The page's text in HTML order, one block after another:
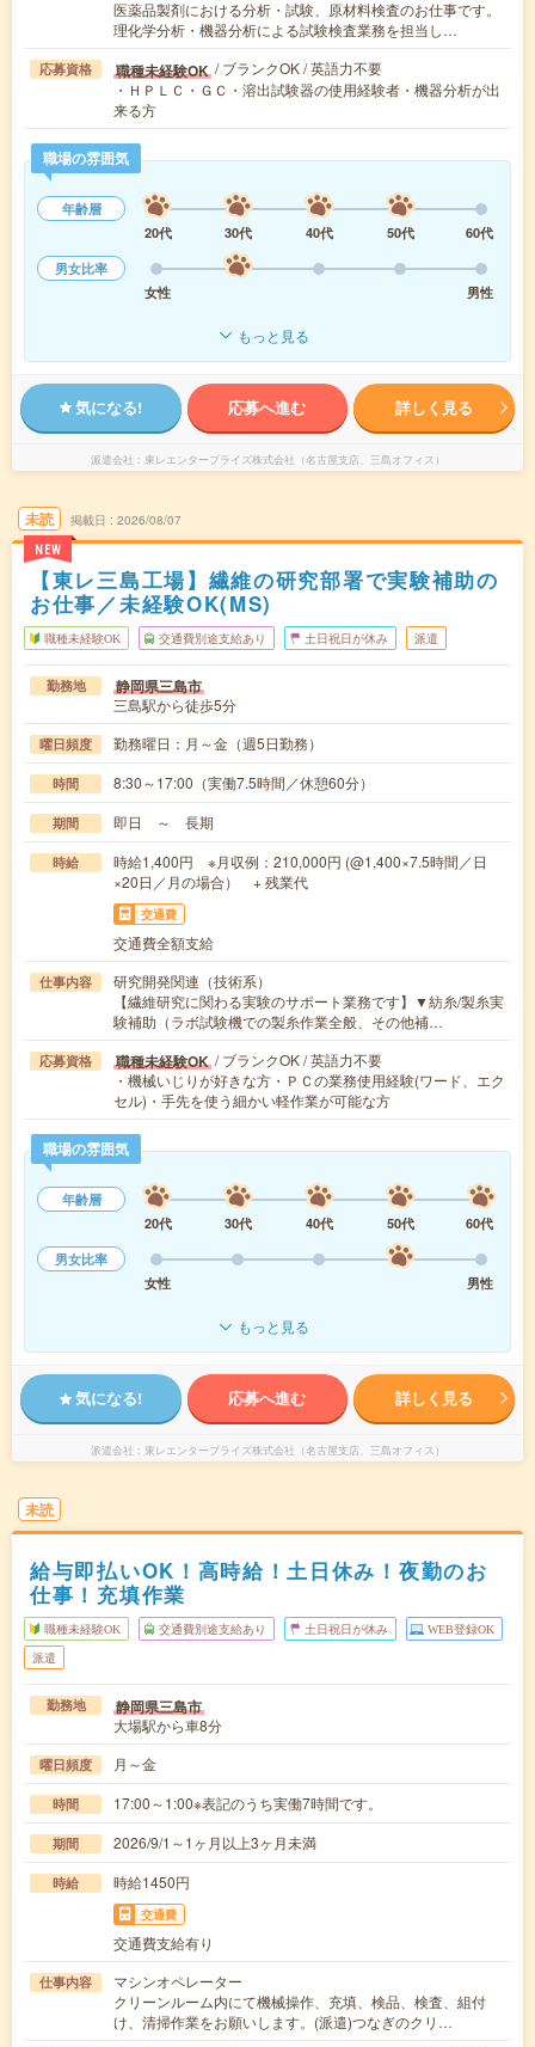
医薬品製剤における分析・試験、原材料検査のお仕事です。
理化学分析・機器分析による試験検査業務を担当し…
応募資格 職種未経験OK / ブランクOK / 英語力不要
・ＨＰＬＣ・ＧＣ・溶出試験器の使用経験者・機器分析が出
来る方
職場の雰囲気
年齢層
20代
30代 40代 50代
60代
男女比率
女性
男性
もっと見る
気になる! 応募へ進む 詳しく見る
派遣会社 東レエンタープライズ株式会社（名古屋支店、三島オフィス）
未読
NEW
掲載日 2026/08/07
【東レ三島工場】繊維の研究部署で実験補助の
お仕事／未経験OK(MS)
職種未経験OK 交通費別途支給あり 土日祝日が休み 派遣
勤務地 静岡県三島市
三島駅から徒歩5分
曜日頻度 勤務曜日：月～金（週5日勤務）
時間 8:30～17:00（実働7.5時間／休憩60分）
期間 即日 ～ 長期
時給
時給1,400円 ※月収例：210,000円 (@1,400×7.5時間／日
×20日／月の場合） + 残業代
交通費
交通費全額支給
仕事内容
研究開発関連（技術系）
【繊維研究に関わる実験のサポート業務です】▼紡糸/製糸実
験補助（ラボ試験機での製糸作業全般、その他補…
応募資格 職種未経験OK / ブランクOK / 英語力不要
・機械いじりが好きな方・ＰＣの業務使用経験(ワード、エク
セル)・手先を使う細かい軽作業が可能な方
職場の雰囲気
年齢層
20代
30代 40代 50代
60代
男女比率
女性
男性
もっと見る
気になる! 応募へ進む 詳しく見る
派遣会社 東レエンタープライズ株式会社（名古屋支店、三島オフィス）
未読
給与即払いOK！高時給！土日休み！夜勤のお
仕事！充填作業
職種未経験OK 交通費別途支給あり 土日祝日が休み WEB登録OK
派遣
勤務地 静岡県三島市
大場駅から車8分
曜日頻度 月～金
時間 17:00～1:00※表記のうち実働7時間です。
期間 2026/9/1～1ヶ月以上3ヶ月未満
時給 時給1450円
交通費
交通費支給有り
仕事内容
マシンオペレーター
クリーンルーム内にて機械操作、充填、検品、検査、組付
け、清掃作業をお願いします。(派遣)つなぎのクリ…